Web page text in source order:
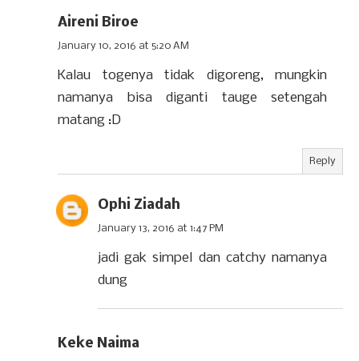
Aireni Biroe
January 10, 2016 at 5:20 AM
Kalau togenya tidak digoreng, mungkin
namanya bisa diganti tauge setengah
matang :D
Reply
Ophi Ziadah
January 13, 2016 at 1:47 PM
jadi gak simpel dan catchy namanya
dung
Keke Naima